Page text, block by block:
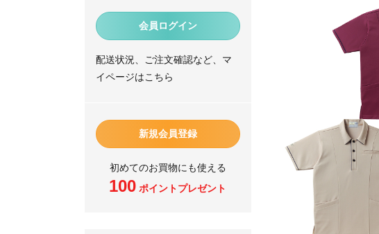
会員ログイン
配送状況、ご注文確認など、マ
イページはこちら
新規会員登録
初めてのお買物にも使える
100 ポイントプレゼント